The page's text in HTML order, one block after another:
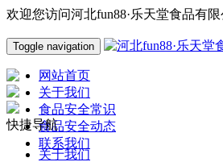
欢迎您访问河北fun88·乐天堂食品有
Toggle navigation
网站首页
关于我们
食品安全常识
食品安全动态
联系我们
快捷导航
关于我们